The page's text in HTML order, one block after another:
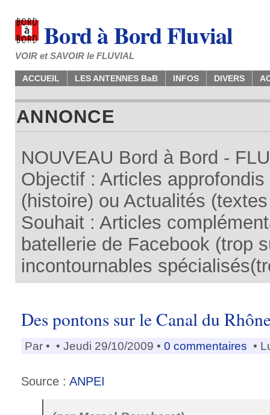
Bord à Bord Fluvial
VOIR et SAVOIR le FLUVIAL
ACCUEIL LES ANTENNES BaB INFOS DIVERS
ANNONCE
NOUVEAU Bord à Bord -
Objectif : Articles
(histoire) ou Actualités
Souhait : Articles
batellerie de Facebook (trop
incontournables
Des pontons sur le Canal du
Par • • Jeudi 29/10/2009 • 0 commentaires •
Source : ANPEI